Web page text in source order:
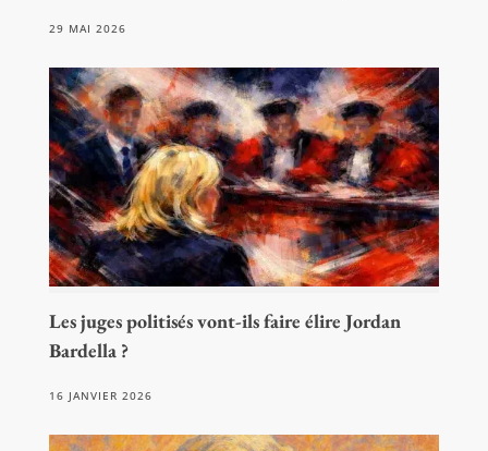
29 MAI 2026
Les juges politisés vont-ils faire élire Jordan
Bardella ?
16 JANVIER 2026